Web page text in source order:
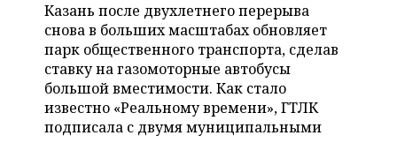
ОТКРЫТАЯ ЛЕКЦИЯ
БАСКЕТБОЛ
ВОЛЕЙБОЛ
ИНФРАСТРУКТУРА
ИСТОРИЯ
СПРАВОЧНИК
СПИСОК ПЕРСОН
ПОЛНАЯ ВЕРСИЯ
Казань после двухлетнего перерыва
снова в больших масштабах обновляет
парк общественного транспорта, сделав
ставку на газомоторные автобусы
большой вместимости. Как стало
известно «Реальному времени», ГТЛК
подписала с двумя муниципальными